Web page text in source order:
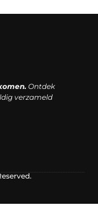
Ontdek
verzameld